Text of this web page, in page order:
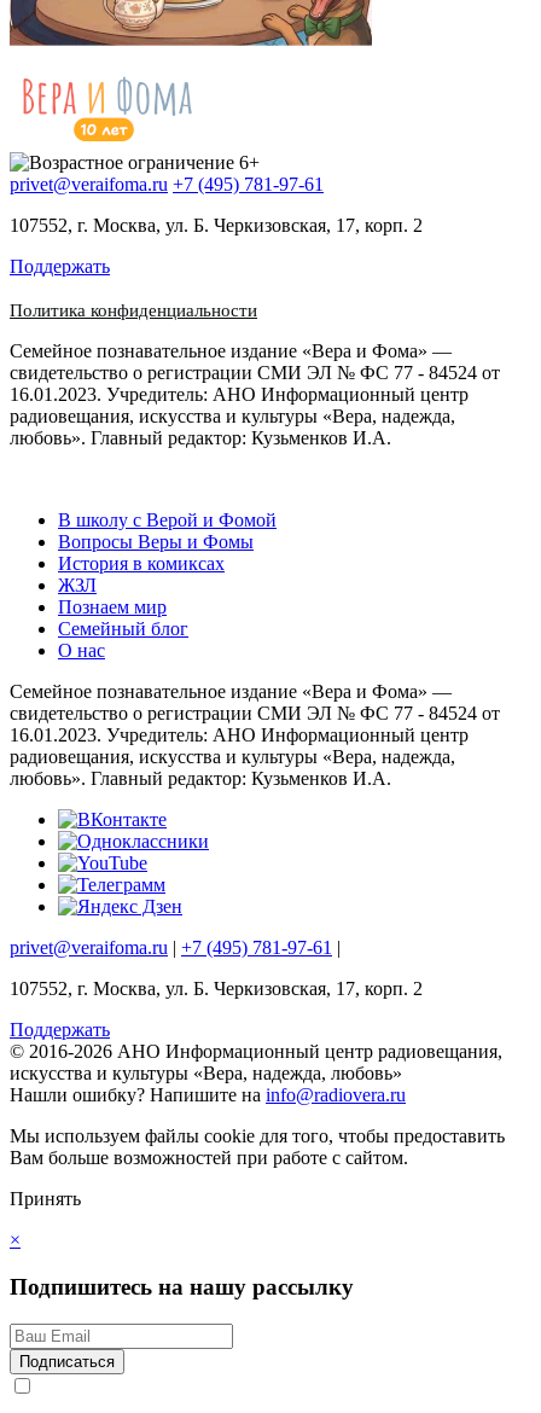
privet@veraifoma.ru +7 (495) 781-97-61
107552, г. Москва, ул. Б. Черкизовская, 17, корп. 2
Поддержать
Политика конфиденциальности
Семейное познавательное издание «Вера и Фома» —
свидетельство о регистрации СМИ ЭЛ № ФС 77 - 84524 от
16.01.2023. Учредитель: АНО Информационный центр
радиовещания, искусства и культуры «Вера, надежда,
любовь». Главный редактор: Кузьменков И.А.
В школу с Верой и Фомой
Вопросы Веры и Фомы
История в комиксах
ЖЗЛ
Познаем мир
Семейный блог
О нас
Семейное познавательное издание «Вера и Фома» —
свидетельство о регистрации СМИ ЭЛ № ФС 77 - 84524 от
16.01.2023. Учредитель: АНО Информационный центр
радиовещания, искусства и культуры «Вера, надежда,
любовь». Главный редактор: Кузьменков И.А.
privet@veraifoma.ru +7 (495) 781-97-61
107552, г. Москва, ул. Б. Черкизовская, 17, корп. 2
Поддержать
© 2016-2026 АНО Информационный центр радиовещания,
искусства и культуры «Вера, надежда, любовь»
Нашли ошибку? Напишите на info@radiovera.ru
Мы используем файлы cookie для того, чтобы предоставить
Вам больше возможностей при работе с сайтом.
Принять
×
Подпишитесь на нашу рассылку